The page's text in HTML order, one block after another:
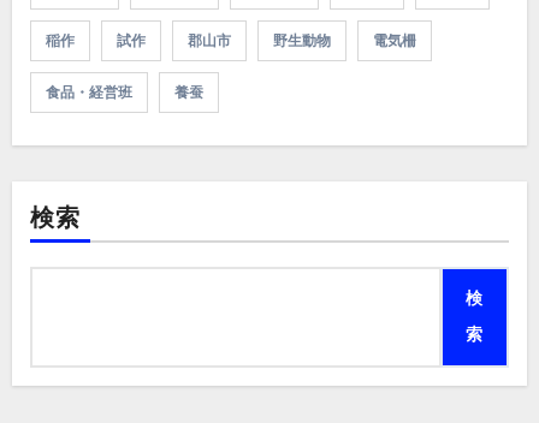
稲作 試作 郡山市 野生動物 電気柵
食品・経営班 養蚕
検索
検
索